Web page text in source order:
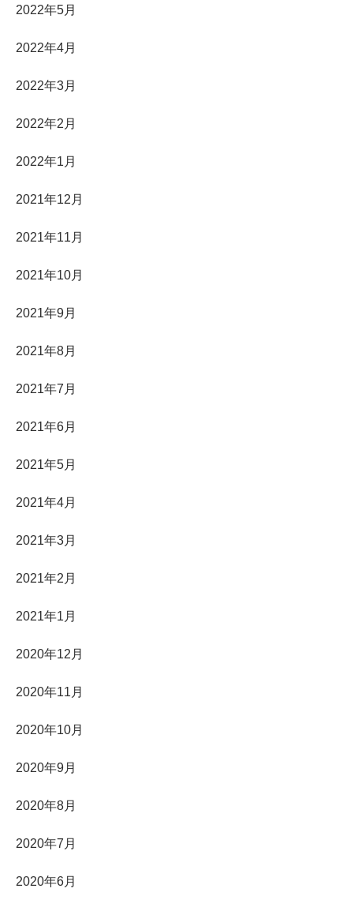
2022年5月
2022年4月
2022年3月
2022年2月
2022年1月
2021年12月
2021年11月
2021年10月
2021年9月
2021年8月
2021年7月
2021年6月
2021年5月
2021年4月
2021年3月
2021年2月
2021年1月
2020年12月
2020年11月
2020年10月
2020年9月
2020年8月
2020年7月
2020年6月